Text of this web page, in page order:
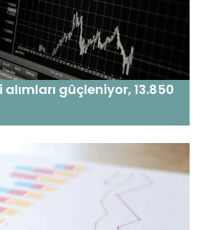
alımları güçleniyor, 13.850